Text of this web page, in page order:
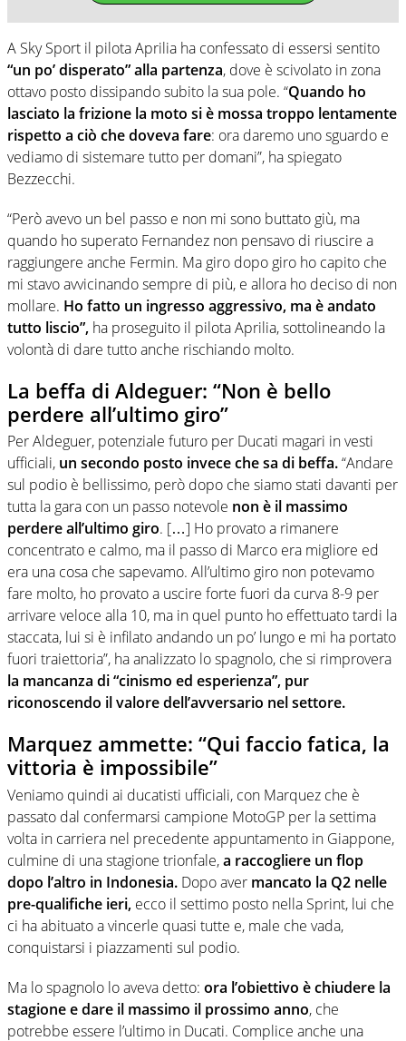
A Sky Sport il pilota Aprilia ha confessato di essersi sentito
“un po’ disperato” alla partenza, dove è scivolato in zona
ottavo posto dissipando subito la sua pole. “Quando ho
lasciato la frizione la moto si è mossa troppo lentamente
rispetto a ciò che doveva fare: ora daremo uno sguardo e
vediamo di sistemare tutto per domani”, ha spiegato
Bezzecchi.
“Però avevo un bel passo e non mi sono buttato giù, ma
quando ho superato Fernandez non pensavo di riuscire a
raggiungere anche Fermin. Ma giro dopo giro ho capito che
mi stavo avvicinando sempre di più, e allora ho deciso di non
mollare. Ho fatto un ingresso aggressivo, ma è andato
tutto liscio”, ha proseguito il pilota Aprilia, sottolineando la
volontà di dare tutto anche rischiando molto.
La beffa di Aldeguer: “Non è bello
perdere all’ultimo giro”
Per Aldeguer, potenziale futuro per Ducati magari in vesti
ufficiali, un secondo posto invece che sa di beffa.“Andare
sul podio è bellissimo, però dopo che siamo stati davanti per
tutta la gara con un passo notevole non è il massimo
perdere all’ultimo giro. […] Ho provato a rimanere
concentrato e calmo, ma il passo di Marco era migliore ed
era una cosa che sapevamo. All’ultimo giro non potevamo
fare molto, ho provato a uscire forte fuori da curva 8-9 per
arrivare veloce alla 10, ma in quel punto ho effettuato tardi la
staccata, lui si è infilato andando un po’ lungo e mi ha portato
fuori traiettoria”, ha analizzato lo spagnolo, che si rimprovera
la mancanza di “cinismo ed esperienza”, pur
riconoscendo il valore dell’avversario nel settore.
Marquez ammette: “Qui faccio fatica, la
vittoria è impossibile”
Veniamo quindi ai ducatisti ufficiali, con Marquez che è
passato dal confermarsi campione MotoGP per la settima
volta in carriera nel precedente appuntamento in Giappone,
culmine di una stagione trionfale,a raccogliere un flop
dopo l’altro in Indonesia. Dopo aver mancato la Q2 nelle
pre-qualifiche ieri, ecco il settimo posto nella Sprint, lui che
ci ha abituato a vincerle quasi tutte e, male che vada,
conquistarsi i piazzamenti sul podio.
Ma lo spagnolo lo aveva detto: ora l’obiettivo è chiudere la
stagione e dare il massimo il prossimo anno, che
potrebbe essere l’ultimo in Ducati. Complice anche una